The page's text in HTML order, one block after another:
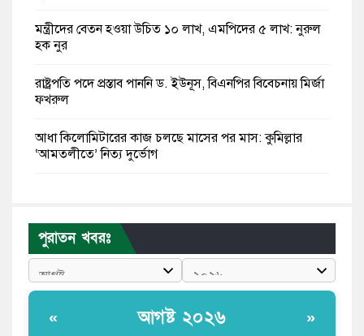
মন্ত্রীদের বেতন হওয়া উচিত ১০ লাখ, এমপিদের ৫ লাখ: নুরুল
হক নুর
রাষ্ট্রপতি পদে প্রস্তাব পাননি ড. ইউনূস, বিএনপির বিবেচনায় মির্জা
ফখরুল
আধা কিলোমিটারের কাজ চলছে মাসের পর মাস: কুমিল্লার
‘আমতলীতে’ নিত্য দুর্ভোগ
পুলিশকে পিটিয়ে রক্তাক্ত করেছি এ দৃশ্য কি আপনারা দেখেননি:
এনসিপি নেতা
পুরাতন খবরঃ
« আগষ্ট ২০২৬ »